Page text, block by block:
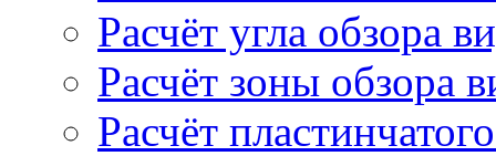
Расчёт угла обзора
Расчёт зоны обзора
Расчёт